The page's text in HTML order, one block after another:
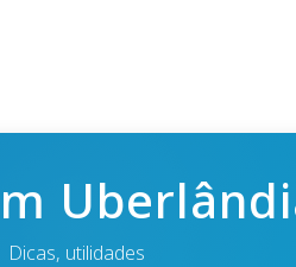
Dicas, utilidades